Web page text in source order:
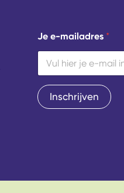
J
e
e
Je e-mailadres *
Inschrijven